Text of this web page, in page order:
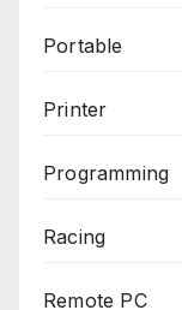
Portable
Printer
Programming
Racing
Remote PC